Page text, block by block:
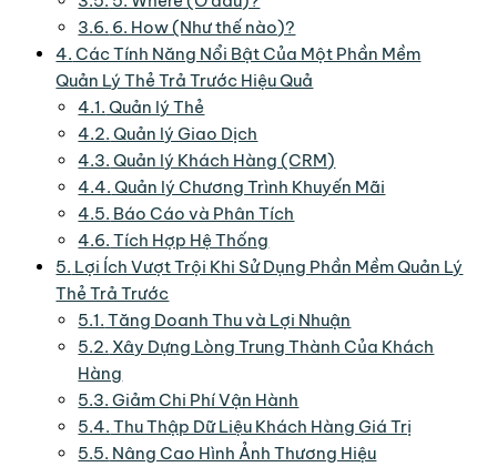
3.6. 6. How (Như thế nào)?
4. Các Tính Năng Nổi Bật Của Một Phần Mềm
Quản Lý Thẻ Trả Trước Hiệu Quả
4.1. Quản lý Thẻ
4.2. Quản lý Giao Dịch
4.3. Quản lý Khách Hàng (CRM)
4.4. Quản lý Chương Trình Khuyến Mãi
4.5. Báo Cáo và Phân Tích
4.6. Tích Hợp Hệ Thống
5. Lợi Ích Vượt Trội Khi Sử Dụng Phần Mềm Quản Lý
Thẻ Trả Trước
5.1. Tăng Doanh Thu và Lợi Nhuận
5.2. Xây Dựng Lòng Trung Thành Của Khách
Hàng
5.3. Giảm Chi Phí Vận Hành
5.4. Thu Thập Dữ Liệu Khách Hàng Giá Trị
5.5. Nâng Cao Hình Ảnh Thương Hiệu